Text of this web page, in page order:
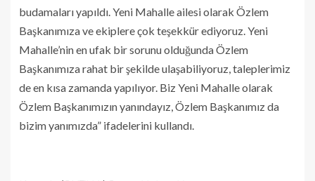
budamaları yapıldı. Yeni Mahalle ailesi olarak Özlem
Başkanımıza ve ekiplere çok teşekkür ediyoruz. Yeni
Mahalle’nin en ufak bir sorunu olduğunda Özlem
Başkanımıza rahat bir şekilde ulaşabiliyoruz, taleplerimiz
de en kısa zamanda yapılıyor. Biz Yeni Mahalle olarak
Özlem Başkanımızın yanındayız, Özlem Başkanımız da
bizim yanımızda” ifadelerini kullandı.